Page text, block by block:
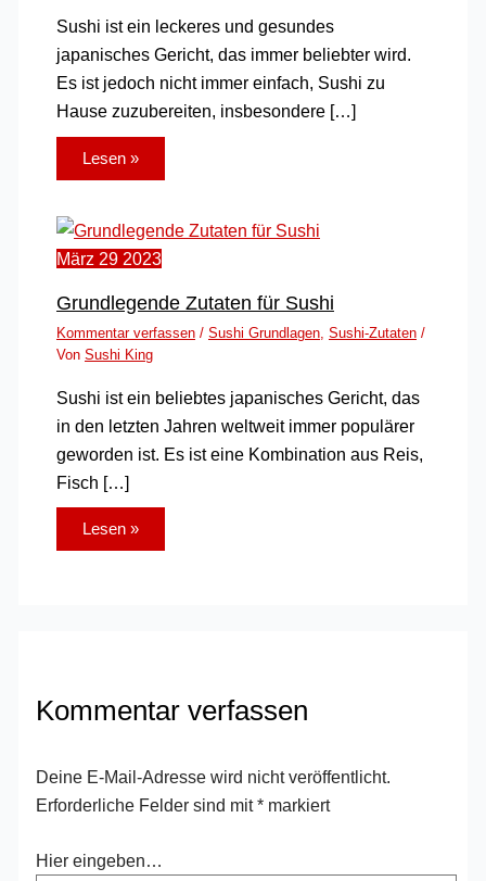
Sushi ist ein leckeres und gesundes
japanisches Gericht, das immer beliebter wird.
Es ist jedoch nicht immer einfach, Sushi zu
Hause zuzubereiten, insbesondere […]
Lesen »
März 29 2023
Grundlegende Zutaten für Sushi
Kommentar verfassen / Sushi Grundlagen, Sushi-Zutaten/
Von Sushi King
Sushi ist ein beliebtes japanisches Gericht, das
in den letzten Jahren weltweit immer populärer
geworden ist. Es ist eine Kombination aus Reis,
Fisch […]
Lesen »
Kommentar verfassen
Deine E-Mail-Adresse wird nicht veröffentlicht.
Erforderliche Felder sind mit* markiert
Hier eingeben…